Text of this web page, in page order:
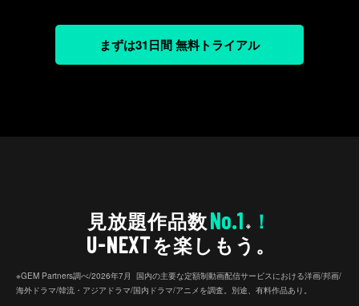
まずは31日間 無料トライアル
見放題作品数No.1 ※
！
U-NEXTを楽しもう。
※GEM Partners調べ/2026年7⽉ 国内の主要な定額制動画配信サービスにおける洋画/邦画/
海外ドラマ/韓流・アジアドラマ/国内ドラマ/アニメを調査。別途、有料作品あり。